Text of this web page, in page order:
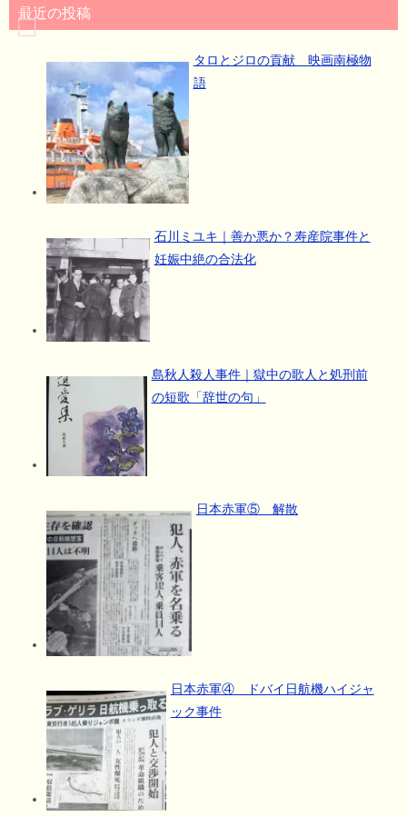
最近の投稿
タロとジロの貢献 映画南極物
語
石川ミユキ｜善か悪か？寿産院事件と
妊娠中絶の合法化
島秋人殺人事件｜獄中の歌人と処刑前
の短歌「辞世の句」
日本赤軍⑤ 解散
日本赤軍④ ドバイ日航機ハイジャ
ック事件